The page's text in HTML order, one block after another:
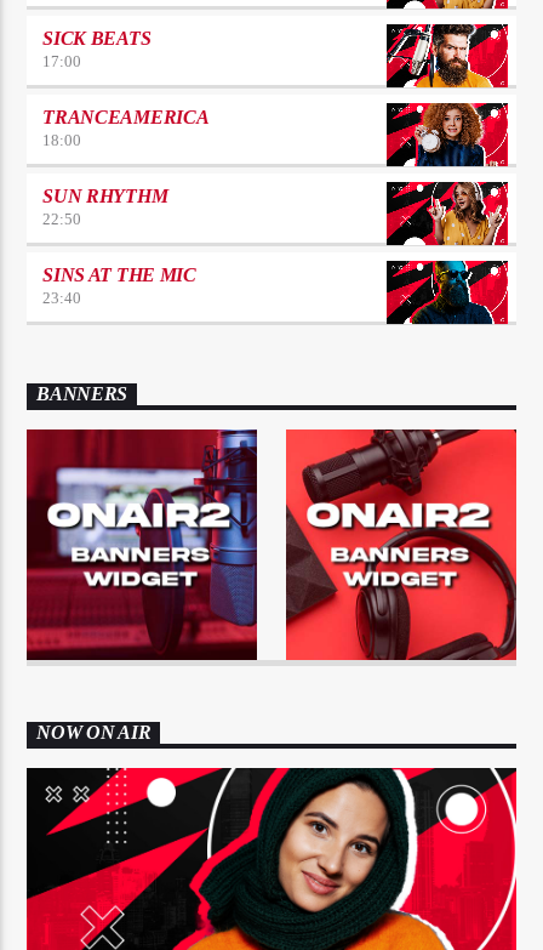
SICK BEATS
17:00
TRANCEAMERICA
18:00
SUN RHYTHM
22:50
SINS AT THE MIC
23:40
BANNERS
NOW ON AIR